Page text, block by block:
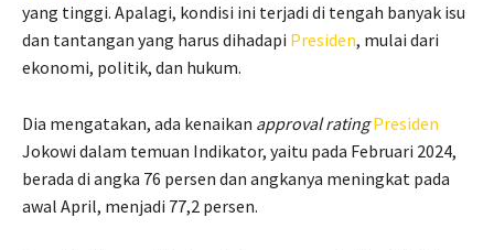
yang tinggi. Apalagi, kondisi ini terjadi di tengah banyak isu
dan tantangan yang harus dihadapi Presiden, mulai dari
ekonomi, politik, dan hukum.
Dia mengatakan, ada kenaikan approval rating Presiden
Jokowi dalam temuan Indikator, yaitu pada Februari 2024,
berada di angka 76 persen dan angkanya meningkat pada
awal April, menjadi 77,2 persen.